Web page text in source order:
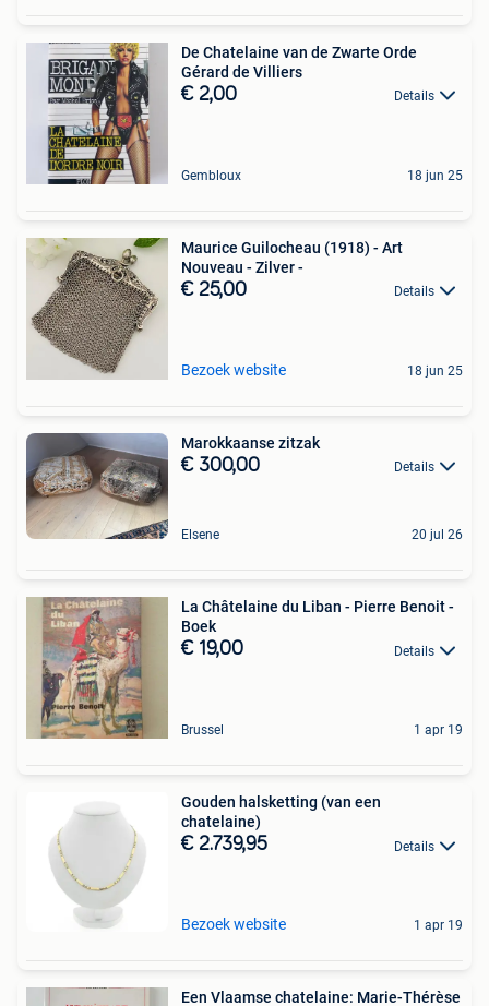
De Chatelaine van de Zwarte Orde
Gérard de Villiers
€ 2,00 Details
Gembloux 18 jun 25
Maurice Guilocheau (1918) - Art
Nouveau - Zilver -
€ 25,00 Details
Bezoek website 18 jun 25
Marokkaanse zitzak
€ 300,00 Details
Elsene 20 jul 26
La Châtelaine du Liban - Pierre Benoit -
Boek
€ 19,00 Details
Brussel 1 apr 19
Gouden halsketting (van een
chatelaine)
€ 2.739,95 Details
Bezoek website 1 apr 19
Een Vlaamse chatelaine: Marie-Thérèse